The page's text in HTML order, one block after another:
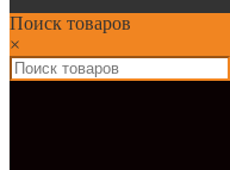
Поиск товаров
×